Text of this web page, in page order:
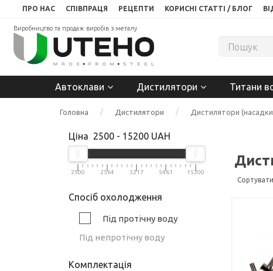
ПРО НАС СПІВПРАЦЯ РЕЦЕПТИ КОРИСНІ СТАТТІ / БЛОГ
Виробництво та продаж виробів з металу
Автоклави Дистилятори Титани
Головна Дистилятори Дистилятори
Ціна 2500 - 15200 UAH
2500 2564 3217 5461 15200
Спосіб охолодження
Під протічну воду
Під непротічну воду
Комплектація